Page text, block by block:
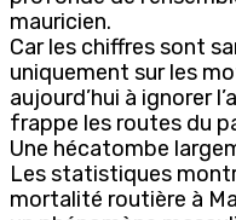
mauricien.
Car les chiffres sont
uniquement sur les
aujourd’hui à ignorer
frappe les routes du
Une hécatombe
Les statistiques
mortalité routière à